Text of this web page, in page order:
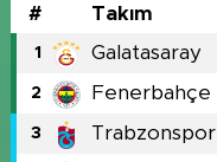
# Takım
1 Galatasaray
2 Fenerbahçe
3 Trabzonspor